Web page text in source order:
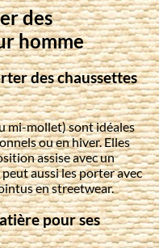
des
homme
des chaussettes
mi-mollet) sont idéales
ou en hiver. Elles
assise avec un
aussi les porter avec
en streetwear.
pour ses